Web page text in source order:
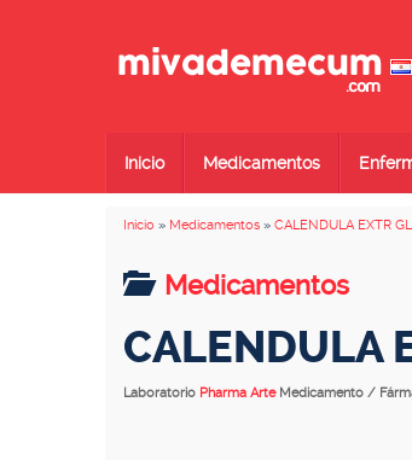
Inicio Medicamentos
Inicio » Medicamentos » CALENDULA EXTR GL
Medicamentos
CALENDULA
Laboratorio Pharma Arte Medicamento /